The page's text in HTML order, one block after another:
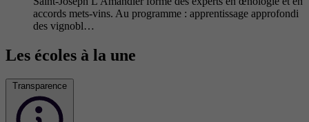
accords mets-vins. Au programme : apprentissage approfondi
des vignobl…
Les écoles à la une
Transparence